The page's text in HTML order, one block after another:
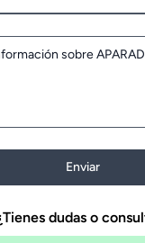
Enviar
dudas o